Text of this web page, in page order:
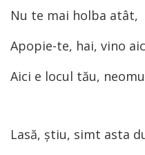
Nu te mai holba atât,
Apopie-te, hai, vino
Aici e locul tău,
Lasă, ştiu, simt asta